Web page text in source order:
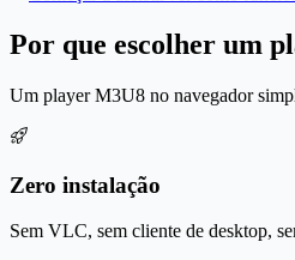
Por que escolher um
Um player M3U8 no navegador
Zero instalação
Sem VLC, sem cliente de desktop,